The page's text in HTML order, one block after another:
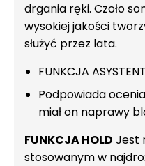
drgania ręki. Czoło
wysokiej jakości
służyć przez lata.
FUNKCJA
Podpowiada
miał on naprawy
FUNKCJA HOLD Jest
stosowanym w